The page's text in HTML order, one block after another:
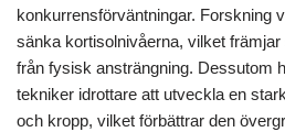
konkurrensförväntningar. Forskning
sänka kortisolnivåerna, vilket
från fysisk ansträngning. Dessutom
tekniker idrottare att utveckla en
och kropp, vilket förbättrar den